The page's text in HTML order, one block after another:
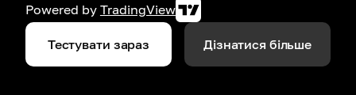
Powered by TradingView
Тестувати зараз Дізнатися більше